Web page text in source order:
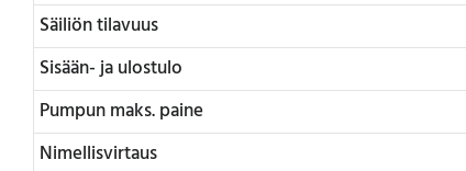
Säiliön tilavuus
Sisään- ja ulostulo
Pumpun maks. paine
Nimellisvirtaus